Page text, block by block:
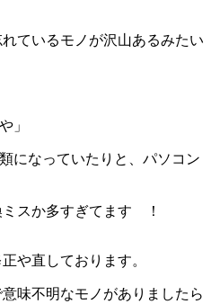
ているモノが沢山あるみたい
」
になっていたりと、パソコン
スか多すぎてます ！
や直しております。
味不明なモノがありましたら